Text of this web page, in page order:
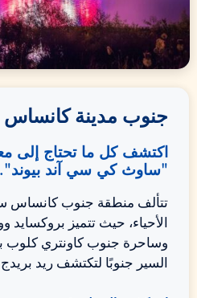
جنوب مدينة كانساس
اكتشف كل ما تحتاج إلى
"ساوث كي سي آند بيوند".
تتألف منطقة جنوب كانساس
الأحياء، حيث تتميز بروكسايد
وساحرة جنوب كاونتري كلوب
السير جنوبًا لتكتشف ريد